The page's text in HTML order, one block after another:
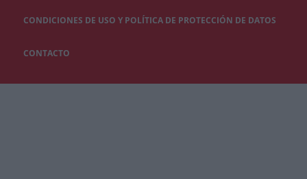
CONDICIONES DE USO Y POLÍTICA DE PROTECCIÓN DE DATOS
CONTACTO